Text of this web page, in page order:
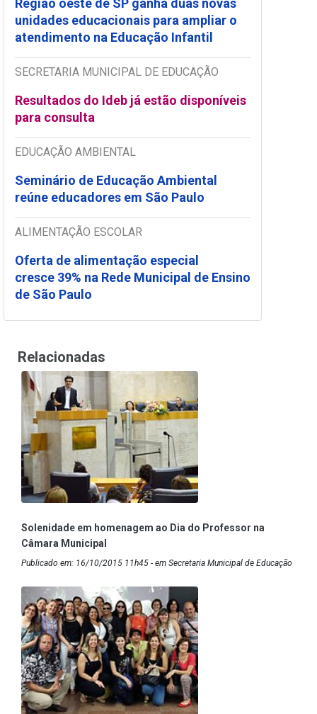
Região oeste de SP ganha duas novas
unidades educacionais para ampliar o
atendimento na Educação Infantil
SECRETARIA MUNICIPAL DE EDUCAÇÃO
Resultados do Ideb já estão disponíveis
para consulta
EDUCAÇÃO AMBIENTAL
Seminário de Educação Ambiental
reúne educadores em São Paulo
ALIMENTAÇÃO ESCOLAR
Oferta de alimentação especial
cresce 39% na Rede Municipal de Ensino
de São Paulo
Relacionadas
Solenidade em homenagem ao Dia do Professor na
Câmara Municipal
Publicado em: 16/10/2015 11h45 - em Secretaria Municipal de Educação